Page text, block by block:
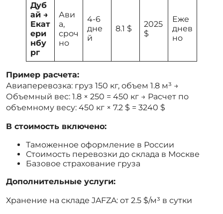
Дуб
ай →
Екат
ери
нбу
рг
Ави
а,
сроч
но
4-6
дне
й
8.1 $
2025
$
Еже
днев
но
Пример расчета:
Авиаперевозка: груз 150 кг, объем 1.8 м³ →
Объемный вес: 1.8 × 250 = 450 кг → Расчет по
объемному весу: 450 кг × 7.2 $ = 3240 $
В стоимость включено:
Таможенное оформление в России
Стоимость перевозки до склада в Москве
Базовое страхование груза
Дополнительные услуги:
Хранение на складе JAFZA: от 2.5 $/м³ в сутки